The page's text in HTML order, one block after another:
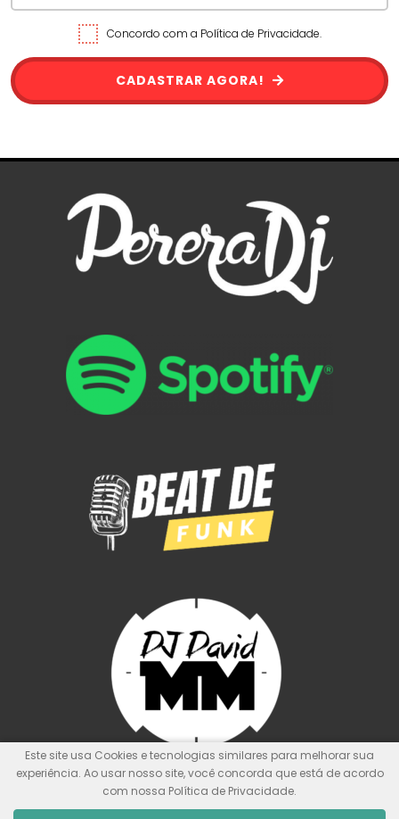
Concordo com a Política de Privacidade.
CADASTRAR AGORA!
Este site usa Cookies e tecnologias similares para melhorar sua
experiência. Ao usar nosso site, você concorda que está de acordo
com nossa Política de Privacidade.